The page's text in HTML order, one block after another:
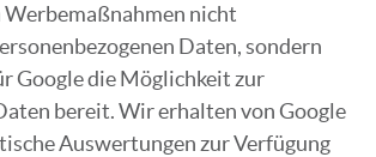
Werbemaßnahmen nicht
Daten, sondern
Google die Möglichkeit zur
bereit. Wir erhalten von Google
Auswertungen zur Verfügung